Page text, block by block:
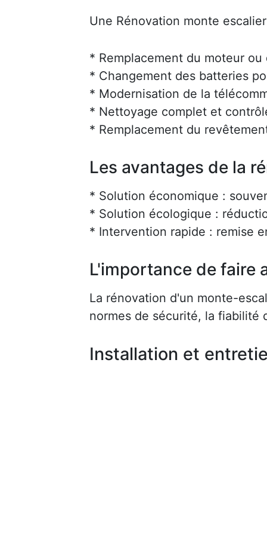
Une Rénovation monte
* Remplacement du moteur
* Changement des batteries
* Modernisation de la
* Nettoyage complet et
* Remplacement du
Les avantages de la
* Solution économique :
* Solution écologique :
* Intervention rapide : remise
L'importance de faire
La rénovation d'un monte-
normes de sécurité, la fiabilité
Installation et